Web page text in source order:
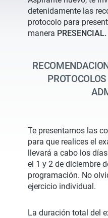
detenidamente las
protocolo para
manera PRESENCIAL.
Te presentamos las
para que realices el
llevará a cabo los
el 1 y 2 de diciembre
programación. No
ejercicio individual.
La duración total del